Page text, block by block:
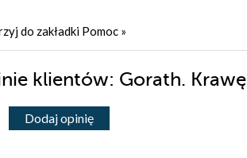
do zakładki Pomoc »
klientów: Gorath.
Dodaj opinię